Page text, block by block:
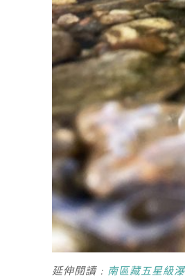
延伸閱讀﹕ 南區藏五星級